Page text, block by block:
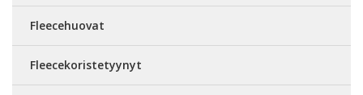
Fleecehuovat
Fleecekoristetyynyt